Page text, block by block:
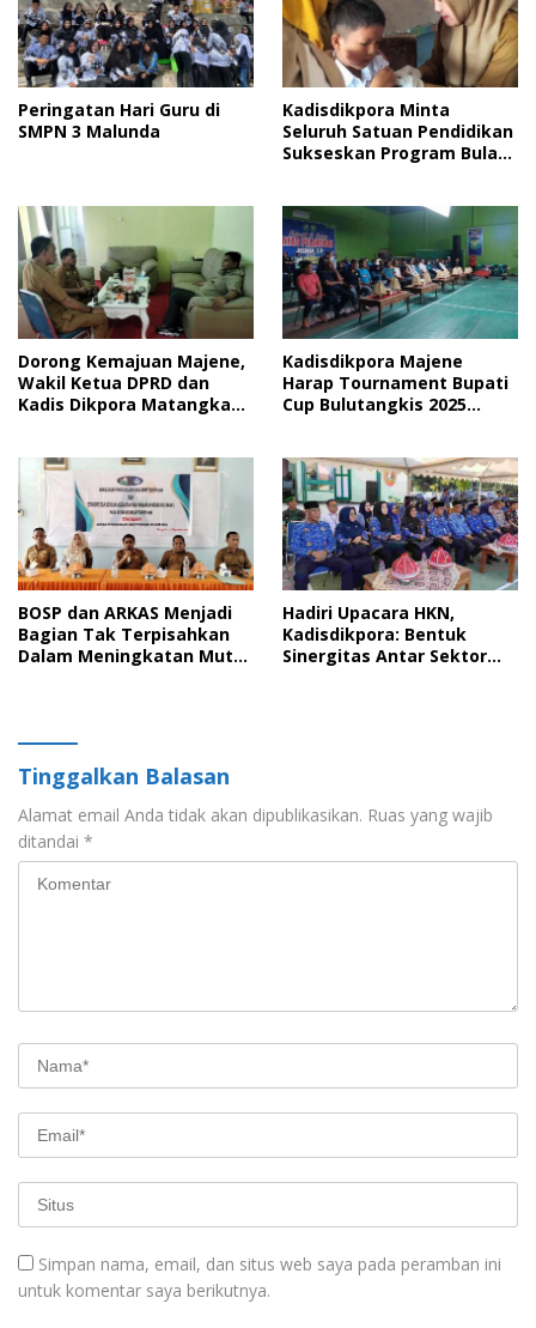
Peringatan Hari Guru di
SMPN 3 Malunda
Kadisdikpora Minta
Seluruh Satuan Pendidikan
Sukseskan Program Bulan
Dorong Kemajuan Majene,
Wakil Ketua DPRD dan
Kadis Dikpora Matangkan
Kadisdikpora Majene
Harap Tournament Bupati
Cup Bulutangkis 2025
BOSP dan ARKAS Menjadi
Bagian Tak Terpisahkan
Dalam Meningkatan Mutu
Hadiri Upacara HKN,
Kadisdikpora: Bentuk
Sinergitas Antar Sektor
Tinggalkan Balasan
Alamat email Anda tidak akan dipublikasikan. Ruas yang wajib
ditandai *
Simpan nama, email, dan situs web saya pada peramban ini
untuk komentar saya berikutnya.